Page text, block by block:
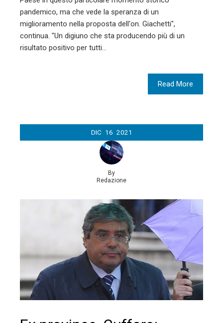
pandemico, ma che vede la speranza di un
miglioramento nella proposta dell'on. Giachetti",
continua. "Un digiuno che sta producendo più di un
risultato positivo per tutti…
Read More
DIC 16 2021
By
Redazione